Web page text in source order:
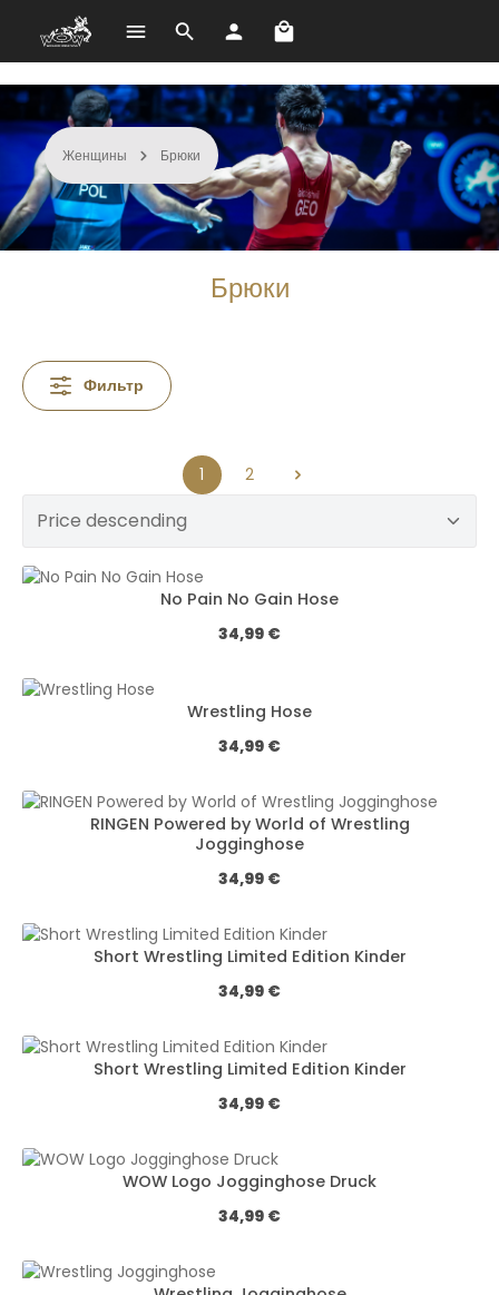
Перейти к основному содержанию В корзине 0 товаров.
Женщины Брюки
Брюки
Фильтр
Страница
1 Страница
2
No Pain No Gain Hose
Обычная цена:
34,99 €
Wrestling Hose
Обычная цена:
34,99 €
RINGEN Powered by World of Wrestling
Jogginghose
Обычная цена:
34,99 €
Short Wrestling Limited Edition Kinder
Обычная цена:
34,99 €
Short Wrestling Limited Edition Kinder
Обычная цена:
34,99 €
WOW Logo Jogginghose Druck
Обычная цена:
34,99 €